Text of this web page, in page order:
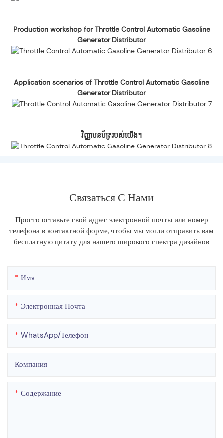
Production workshop for Throttle Control Automatic Gasoline
Generator Distributor
Application scenarios of Throttle Control Automatic Gasoline
Generator Distributor
វិញ្ញាបនប័ត្ររបស់យើង។
Связаться С Нами
Просто оставьте свой адрес электронной почты или номер
телефона в контактной форме, чтобы мы могли отправить вам
бесплатную цитату для нашего широкого спектра дизайнов
Имя
Электронная Почта
WhatsApp/телефон
Компания
Содержание